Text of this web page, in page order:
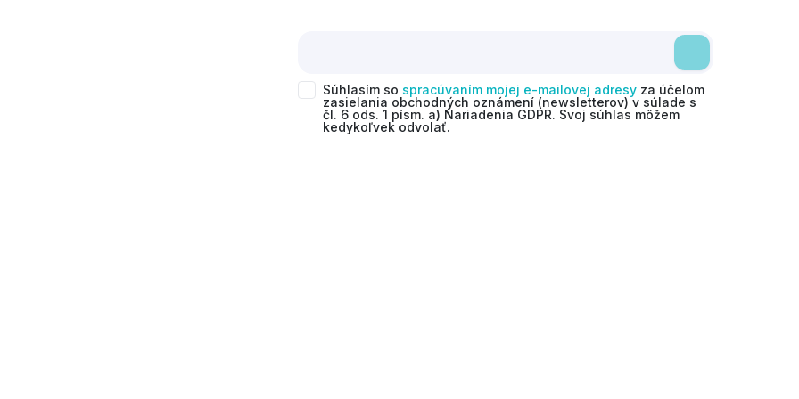
Súhlasím so spracúvaním mojej e-mailovej adresy za účelom
zasielania obchodných oznámení (newsletterov) v súlade s
čl. 6 ods. 1 písm. a) Nariadenia GDPR. Svoj súhlas môžem
kedykoľvek odvolať.